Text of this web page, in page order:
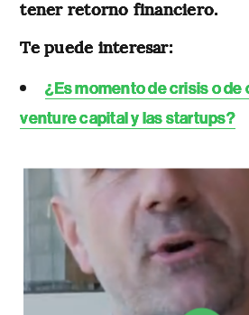
tener retorno financiero.
Te puede interesar:
¿Es momento de crisis o
venture capital y las startups?